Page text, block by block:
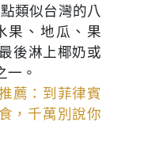
類似台灣的八
果、地瓜、果
後淋上椰奶或
一。
薦：到菲律賓
，千萬別說你